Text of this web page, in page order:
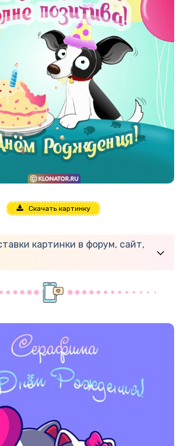
Скачать картинку
картинки в форум, сайт,